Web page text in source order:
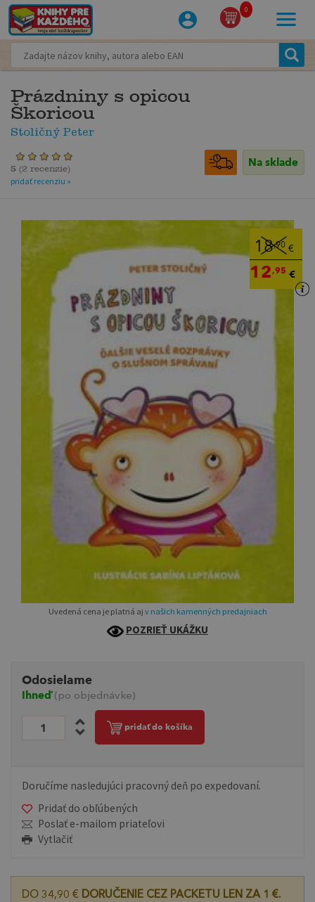
0
Prázdniny s opicou
Škoricou
Stoličný Peter
Na sklade
5 (2 recenzie)
pridať recenziu »
18,90 €
12,95 €
Uvedená cena je platná aj v našich kamenných predajniach
POZRIEŤ UKÁŽKU
Odosielame
Ihneď(po objednávke)
pridať do košíka
Doručíme nasledujúci pracovný deň po expedovaní.
Pridať do obľúbených
Poslať e-mailom priateľovi
Vytlačiť
DO 34,90 € DORUČENIE CEZ PACKETU LEN ZA 1 €.